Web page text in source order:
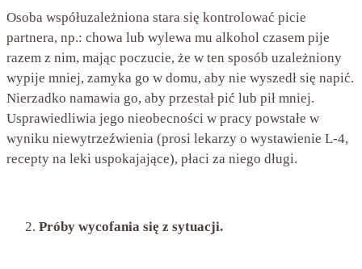
Osoba współuzależniona stara się kontrolować picie
partnera, np.: chowa lub wylewa mu alkohol czasem pije
razem z nim, mając poczucie, że w ten sposób uzależniony
wypije mniej, zamyka go w domu, aby nie wyszedł się napić.
Nierzadko namawia go, aby przestał pić lub pił mniej.
Usprawiedliwia jego nieobecności w pracy powstałe w
wyniku niewytrzeźwienia (prosi lekarzy o wystawienie L-4,
recepty na leki uspokajające), płaci za niego długi.
Próby wycofania się z sytuacji.